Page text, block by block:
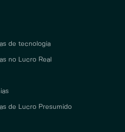
de tecnologia
no Lucro Real
de Lucro Presumido